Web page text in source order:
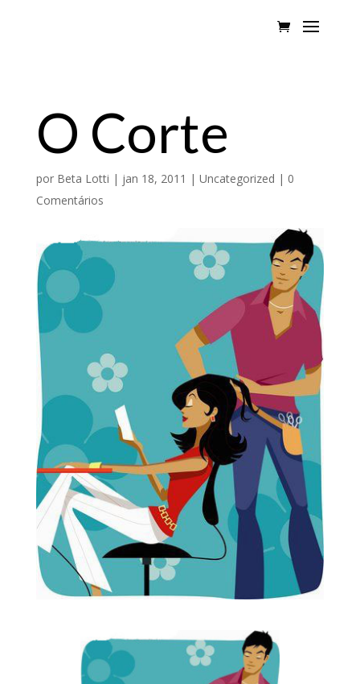
O Corte
por Beta Lotti | jan 18, 2011 | Uncategorized | 0
Comentários